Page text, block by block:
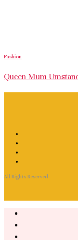
Fashion
Queen Mum
All Rights Reserved